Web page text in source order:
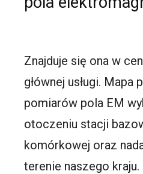
Znajduje się ona w
głównej usługi.
pomiarów pola EM
otoczeniu stacji
komórkowej oraz
terenie naszego